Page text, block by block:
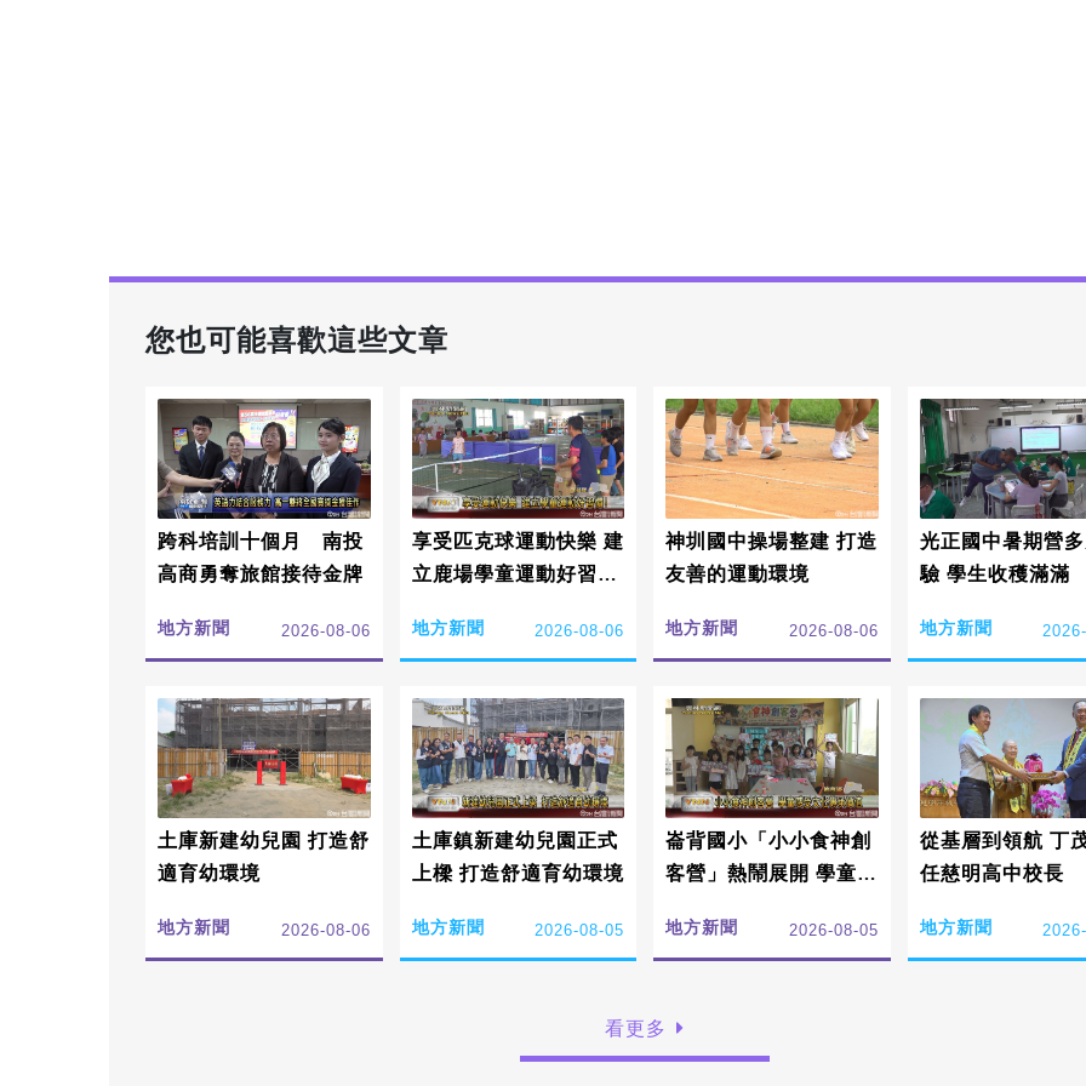
您也可能喜歡這些文章
跨科培訓十個月 南投
高商勇奪旅館接待金牌
地方新聞 2026-08-06
享受匹克球運動快樂 建
立鹿場學童運動好習
地方新聞 2026-08-06
神圳國中操場整建 打造
友善的運動環境
地方新聞 2026-08-06
光正國中暑期營
驗 學生收穫滿滿
地方新聞
土庫新建幼兒園 打造舒
適育幼環境
地方新聞 2026-08-06
土庫鎮新建幼兒園正式
上樑 打造舒適育幼環境
地方新聞 2026-08-05
崙背國小「小小食神創
客營」熱鬧展開 學童感
值
地方新聞 2026-08-05
從基層到領航 丁
任慈明高中校長
地方新聞
看更多